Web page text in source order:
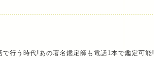
で行う時代!あの著名鑑定師も電話1本で鑑定可能!